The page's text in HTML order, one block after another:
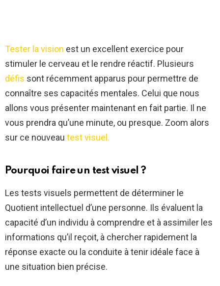
Tester la vision est un excellent exercice pour
stimuler le cerveau et le rendre réactif. Plusieurs
défis sont récemment apparus pour permettre de
connaître ses capacités mentales. Celui que nous
allons vous présenter maintenant en fait partie. Il ne
vous prendra qu’une minute, ou presque. Zoom alors
sur ce nouveau test visuel.
Pourquoi faire un test visuel ?
Les tests visuels permettent de déterminer le
Quotient intellectuel d’une personne. Ils évaluent la
capacité d’un individu à comprendre et à assimiler les
informations qu’il reçoit, à chercher rapidement la
réponse exacte ou la conduite à tenir idéale face à
une situation bien précise.